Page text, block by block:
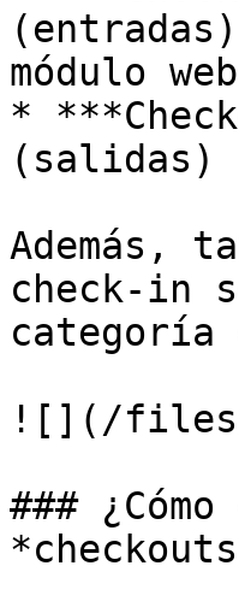
módulo
*
(salidas)
Además,
check-in
![](/files/
###